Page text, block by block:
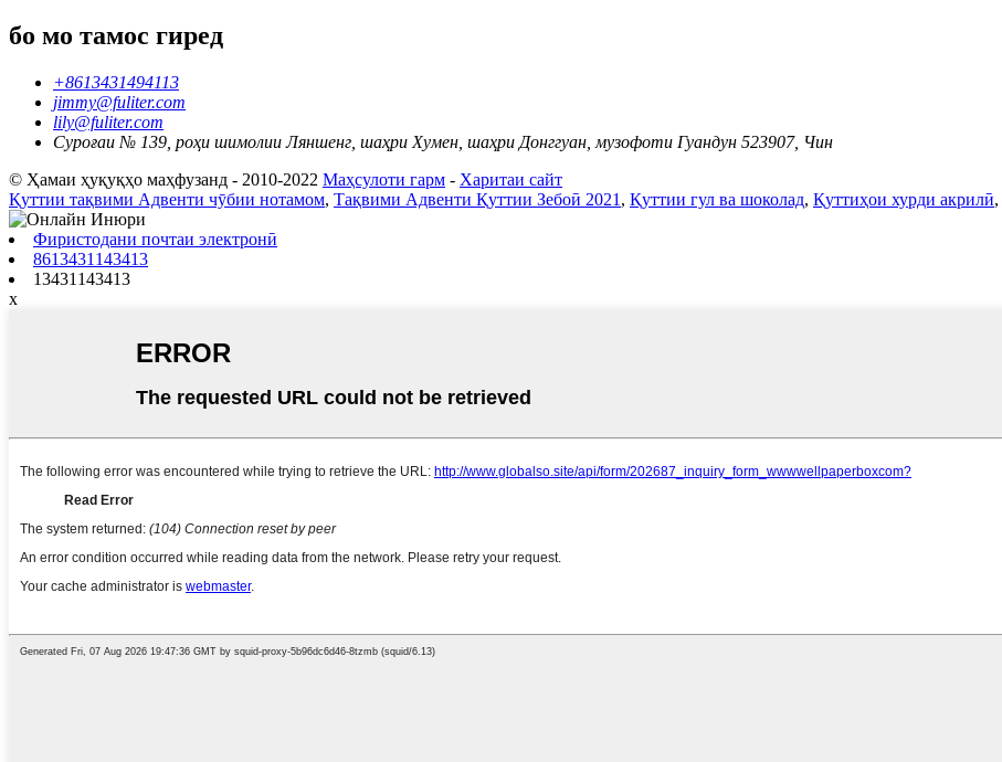
бо мо тамос гиред
+8613431494113
jimmy@fuliter.com
lily@fuliter.com
Суроғаи № 139, роҳи шимолии Ляншенг, шаҳри Хумен, шаҳри Донггуан, музофоти Гуандун 523907, Чин
© Ҳамаи ҳуқуқҳо маҳфузанд - 2010-2022 Маҳсулоти гарм - Харитаи сайт
Қуттии тақвими Адвенти чӯбии нотамом, Тақвими Адвенти Қуттии Зебоӣ 2021 , Қуттии гул ва шоколад, Қуттиҳои хурди акрилӣ,
Фиристодани почтаи электронӣ
8613431143413
13431143413
x